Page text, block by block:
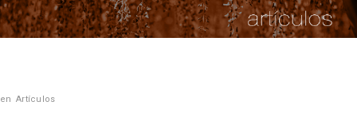
en Artículos